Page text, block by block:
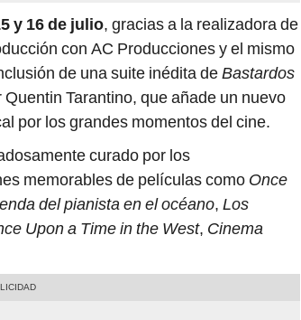
y 16 de julio, gracias a la realizadora de
con AC Producciones y el mismo
de una suite inédita deBastardos
Tarantino, que añade un nuevo
por los grandes momentos del cine.
curado por los
memorables de películas como Once
del pianista en el océano, Los
Upon a Time in the West, Cinema